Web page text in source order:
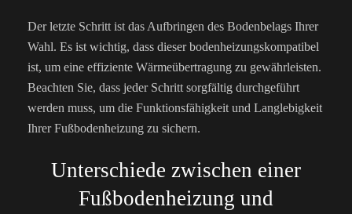
Der letzte Schritt ist das Aufbringen des Bodenbelags Ihrer
Wahl. Es ist wichtig, dass dieser bodenheizungskompatibel
ist, um eine effiziente Wärmeübertragung zu gewährleisten.
Beachten Sie, dass jeder Schritt sorgfältig durchgeführt
werden muss, um die Funktionsfähigkeit und Langlebigkeit
Ihrer Fußbodenheizung zu sichern.
Unterschiede zwischen einer
Fußbodenheizung und